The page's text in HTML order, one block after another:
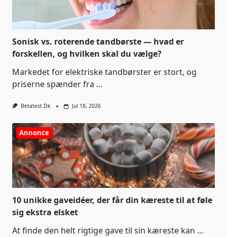
Sonisk vs. roterende tandbørste — hvad er
forskellen, og hvilken skal du vælge?
Markedet for elektriske tandbørster er stort, og
priserne spænder fra ...
Betatest.dk Jul 18, 2026
Annonce
10 unikke gaveidéer, der får din kæreste til at føle
sig ekstra elsket
At finde den helt rigtige gave til sin kæreste kan ...